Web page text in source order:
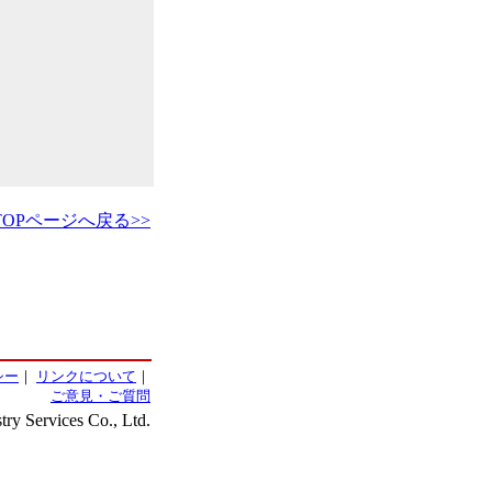
ページへ戻る>>
ー ｜ リンクについて ｜
ご意見・ご質問
Services Co., Ltd.